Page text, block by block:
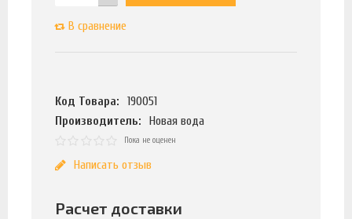
В сравнение
Код Товара:
190051
Производитель:
Новая вода
Пока не оценен
Написать отзыв
Расчет доставки